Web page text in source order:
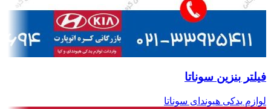
فیلتر بنزین سوناتا
لوازم یدکی هیوندای سوناتا